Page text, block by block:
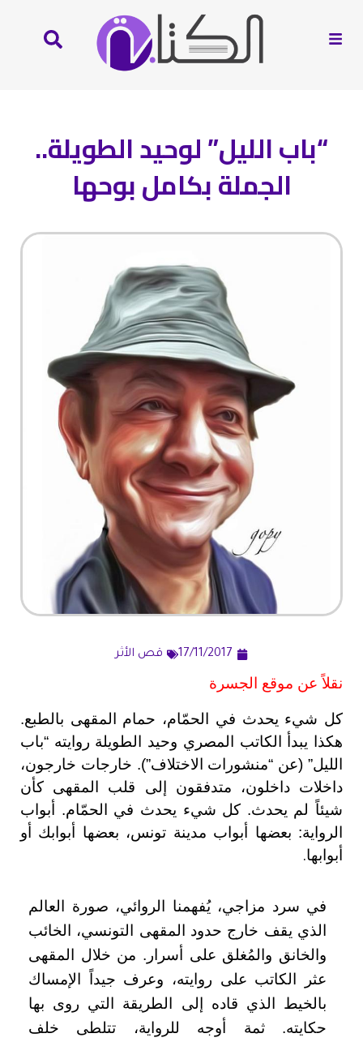
“باب الليل” لوحيد الطويلة..
الجملة بكامل بوحها
17/11/2017 قص الأثر
نقلاً عن موقع الجسرة
كل شيء يحدث في الحمّام، حمام المقهى بالطبع.
هكذا يبدأ الكاتب المصري وحيد الطويلة روايته “باب
الليل” (عن “منشورات الاختلاف”). خارجات خارجون،
داخلات داخلون، متدفقون إلى قلب المقهى كأن
شيئاً لم يحدث. كل شيء يحدث في الحمّام. أبواب
الرواية: بعضها أبواب مدينة تونس، بعضها أبوابك أو
أبوابها.
في سرد مزاجي، يُفهمنا الروائي، صورة العالم
الذي يقف خارج حدود المقهى التونسي، الخائب
والخانق والمُغلق على أسرار. من خلال المقهى
عثر الكاتب على روايته، وعرف جيداً الإمساك
بالخيط الذي قاده إلى الطريقة التي روى بها
حكايته. ثمة أوجه للرواية، تتلطى خلف